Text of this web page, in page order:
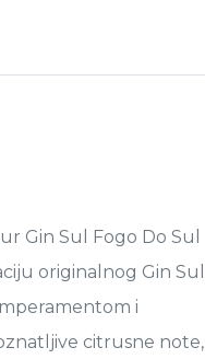
Gin Sul Fogo Do Sul
originalnog Gin Sul
i
citrusne note,